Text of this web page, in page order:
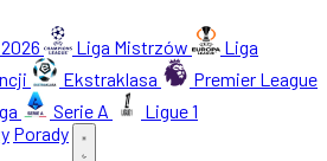
Liga Mistrzów
Liga
Ekstraklasa
Premier League
Serie A
Ligue 1
Porady